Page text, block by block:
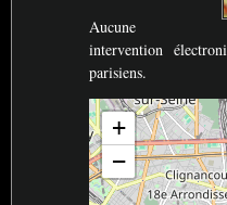
Aucune
intervention
parisiens.
+
−